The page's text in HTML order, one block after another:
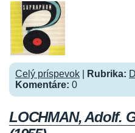
Celý príspevok Rubrika:
Komentáre: 0
LOCHMAN, Adolf.